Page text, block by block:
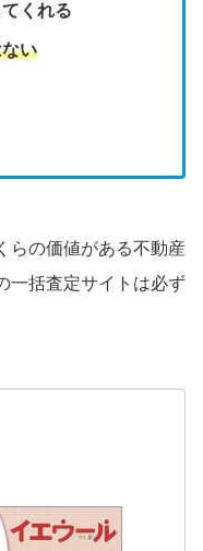
てくれる
い
らの価値がある不動産
一括査定サイトは必ず